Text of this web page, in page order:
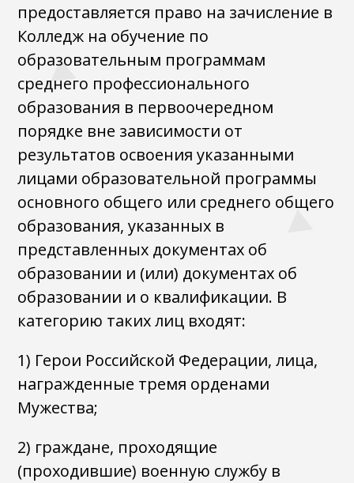
предоставляется право на зачисление в
Колледж на обучение по
образовательным программам
среднего профессионального
образования в первоочередном
порядке вне зависимости от
результатов освоения указанными
лицами образовательной программы
основного общего или среднего общего
образования, указанных в
представленных документах об
образовании и (или) документах об
образовании и о квалификации. В
категорию таких лиц входят:
1) Герои Российской Федерации, лица,
награжденные тремя орденами
Мужества;
2) граждане, проходящие
(проходившие) военную службу в